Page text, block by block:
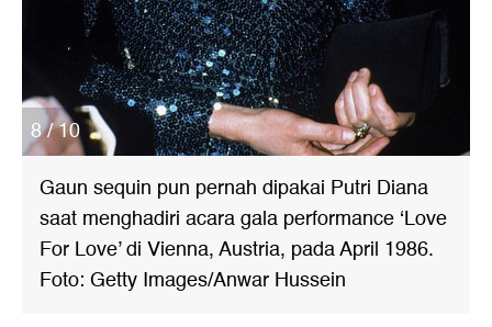
8 / 10
Gaun sequin pun pernah dipakai Putri Diana
saat menghadiri acara gala performance ‘Love
For Love’ di Vienna, Austria, pada April 1986.
Foto: Getty Images/Anwar Hussein